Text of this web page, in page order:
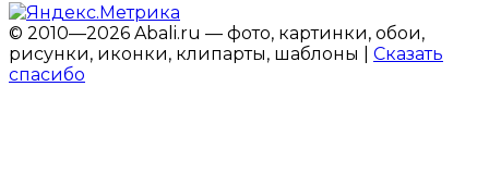
© 2010—2026 Abali.ru — фото, картинки, обои,
рисунки, иконки, клипарты, шаблоны | Сказать
спасибо